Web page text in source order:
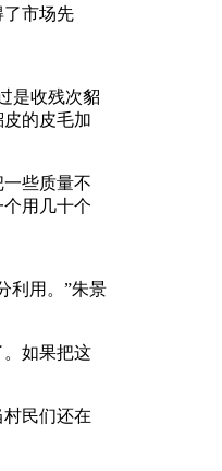
了市场先
是收残次貂
的皮毛加
些质量不
用几十个
利用。”朱景
如果把这
民们还在